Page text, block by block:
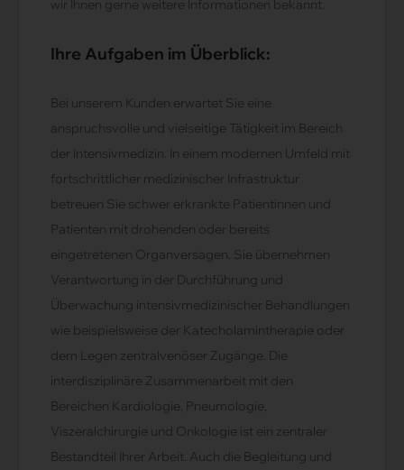
wir Ihnen gerne weitere Informationen bekannt.
Ihre Aufgaben im Überblick:
Bei unserem Kunden erwartet Sie eine
anspruchsvolle und vielseitige Tätigkeit im Bereich
der Intensivmedizin. In einem modernen Umfeld mit
fortschrittlicher medizinischer Infrastruktur
betreuen Sie schwer erkrankte Patientinnen und
Patienten mit drohenden oder bereits
eingetretenen Organversagen. Sie übernehmen
Verantwortung in der Durchführung und
Überwachung intensivmedizinischer Behandlungen
wie beispielsweise der Katecholamintherapie oder
dem Legen zentralvenöser Zugänge. Die
interdisziplinäre Zusammenarbeit mit den
Bereichen Kardiologie, Pneumologie,
Viszeralchirurgie und Onkologie ist ein zentraler
Bestandteil Ihrer Arbeit. Auch die Begleitung und